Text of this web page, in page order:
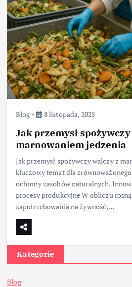
Blog 8 listopada, 2025
Jak przemysł
marnowaniem jedzenia
Jak przemysł spożywczy walczy z
kluczowy temat dla
ochrony zasobów naturalnych.
procesy produkcyjne W obliczu
zapotrzebowania na żywność,…
Kategorie
Blog